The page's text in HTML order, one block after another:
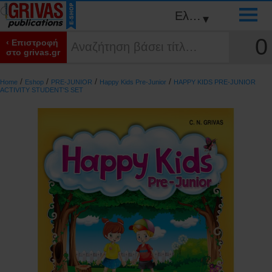
Ελληνικά ▾
‹ Επιστροφή
στο grivas.gr
0
Home / Eshop / PRE-JUNIOR / Happy Kids Pre-Junior / HAPPY KIDS PRE-JUNIOR
ACTIVITY STUDENT'S SET